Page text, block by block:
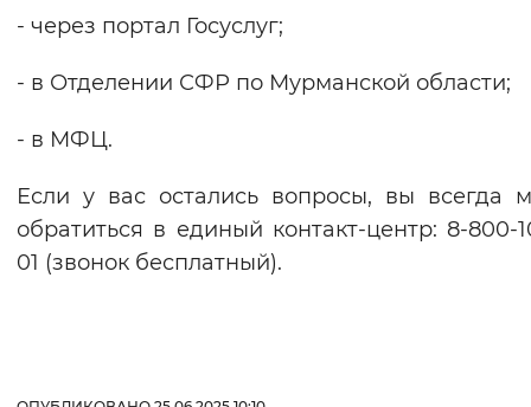
- через портал Госуслуг;
- в Отделении СФР по Мурманской области;
- в МФЦ.
Если у вас остались вопросы, вы всегда
обратиться в единый контакт-центр: 8-800-
01 (звонок бесплатный).